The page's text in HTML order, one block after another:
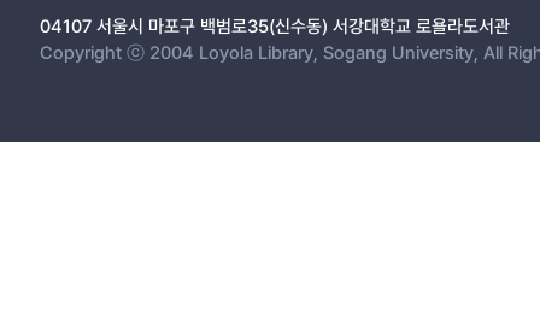
04107 서울시 마포구 백범로35(신수동) 서강대학교 로욜라도서관
Copyright ⓒ 2004 Loyola Library, Sogang University, All